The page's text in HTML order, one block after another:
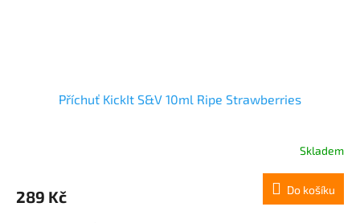
Příchuť KickIt S&V 10ml Ripe Strawberries
Skladem
289 Kč Do košíku